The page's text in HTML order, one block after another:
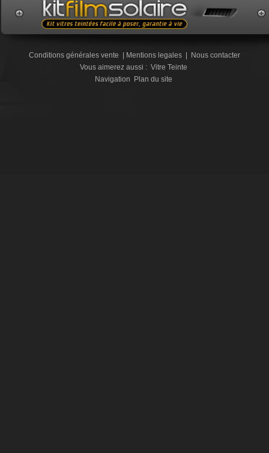
Conditions générales vente | Mentions legales | Nous contacter
Vous aimerez aussi : Vitre Teinte
Navigation Plan du site